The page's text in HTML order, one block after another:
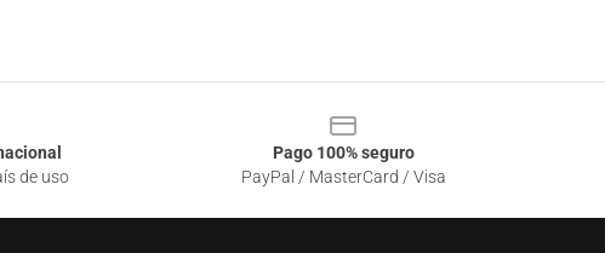
de uso
Pago 100% seguro
PayPal / MasterCard / Visa